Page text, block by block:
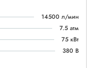
14500 л/мин
7.5 атм
75 кВт
380 В